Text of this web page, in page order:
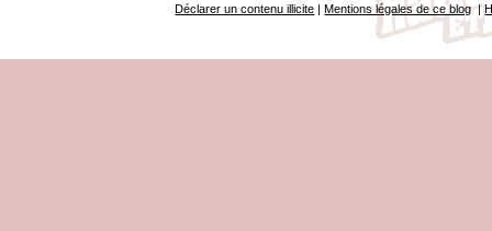
Déclarer un contenu illicite |Mentions légales de ce blog|